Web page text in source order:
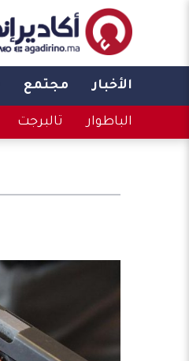
الأخبار مجتمع
الباطوار تالبرجت